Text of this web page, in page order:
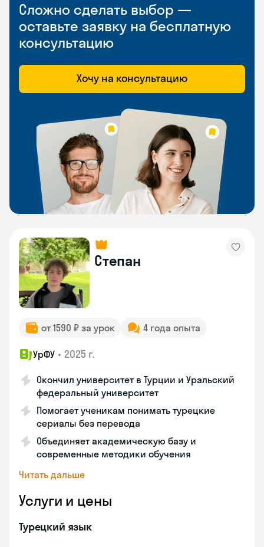
Сложно сделать выбор —
оставьте заявку на бесплатную
консультацию
Хочу на консультацию
Степан
от 1590 ₽ за урок 4 года опыта
УрФУ • 2025 г.
Окончил университет в Турции и Уральский
федеральный университет
Помогает ученикам понимать турецкие
сериалы без перевода
Объединяет академическую базу и
современные методики обучения
Читать дальше
Услуги и цены
Турецкий язык